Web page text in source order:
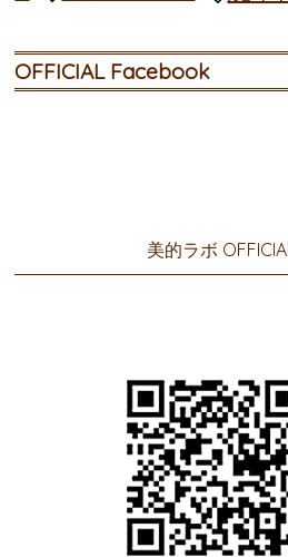
OFFICIAL Facebook
美的ラボ